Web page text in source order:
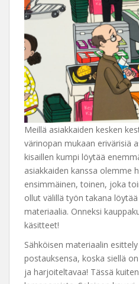
Meillä asiakkaiden kesken
värinopan mukaan erivärisiä
kisaillen kumpi löytää
asiakkaiden kanssa olemme
ensimmäinen, toinen, joka
ollut välillä työn takana
materiaalia. Onneksi
käsitteet!
Sähköisen materiaalin
postauksensa, koska siellä
ja harjoiteltavaa! Tässä